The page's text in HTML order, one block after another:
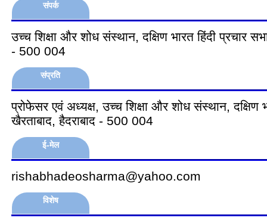
संपर्क
उच्च शिक्षा और शोध संस्थान, दक्षिण भारत हिंदी प्रचार
- 500 004
संप्रति
प्रोफेसर एवं अध्यक्ष, उच्च शिक्षा और शोध संस्थान, दक्षिण
खैरताबाद, हैदराबाद - 500 004
ई-मेल
rishabhadeosharma@yahoo.com
विशेष